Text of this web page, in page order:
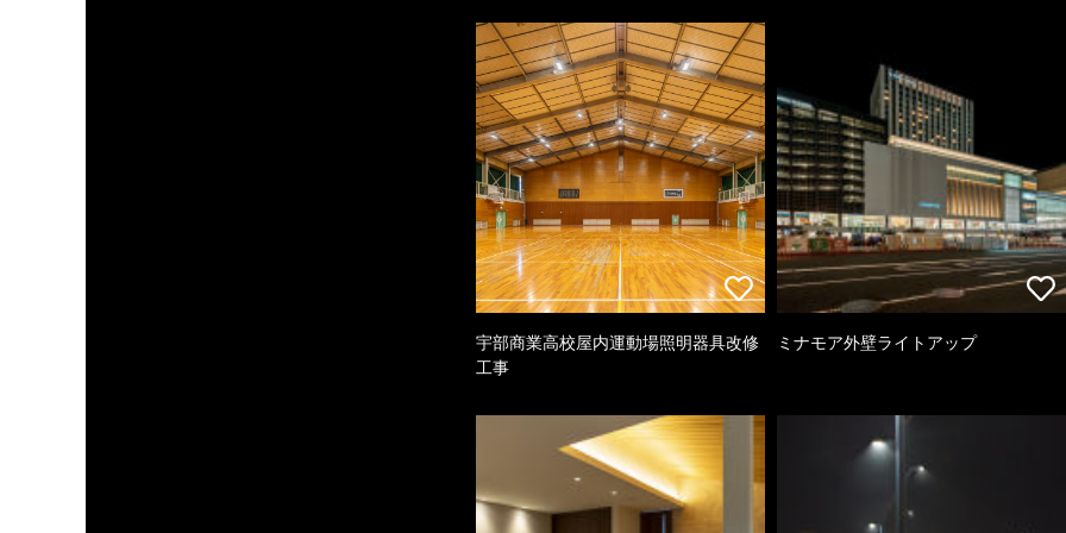
宇部商業高校屋内運動場照明器具改修
工事
ミナモア外壁ライトアップ